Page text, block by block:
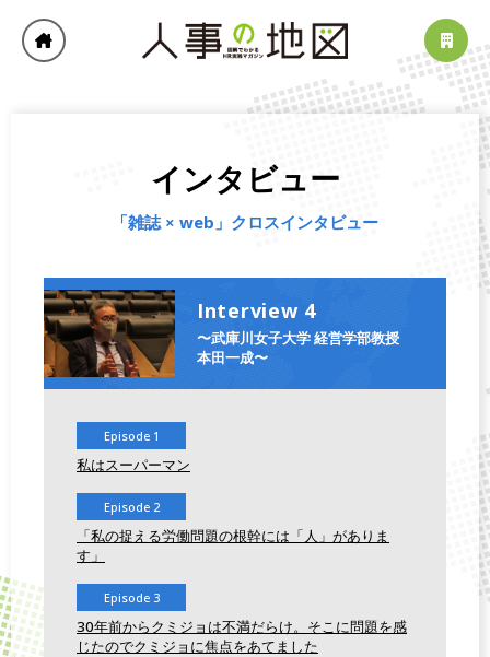
インタビュー
「雑誌 × web」クロスインタビュー
Interview 4
〜武庫川女子大学 経営学部教授
本田一成〜
Episode 1
私はスーパーマン
Episode 2
「私の捉える労働問題の根幹には「人」がありま
す」
Episode 3
30年前からクミジョは不満だらけ。そこに問題を感
じたのでクミジョに焦点をあてました